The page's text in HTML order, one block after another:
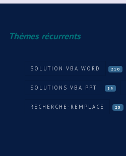
Thèmes récurrents
SOLUTION VBA WORD 210
SOLUTIONS VBA PPT 39
RECHERCHE-REMPLACE 25